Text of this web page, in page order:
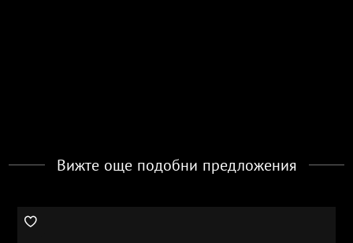
Вижте още подобни предложения